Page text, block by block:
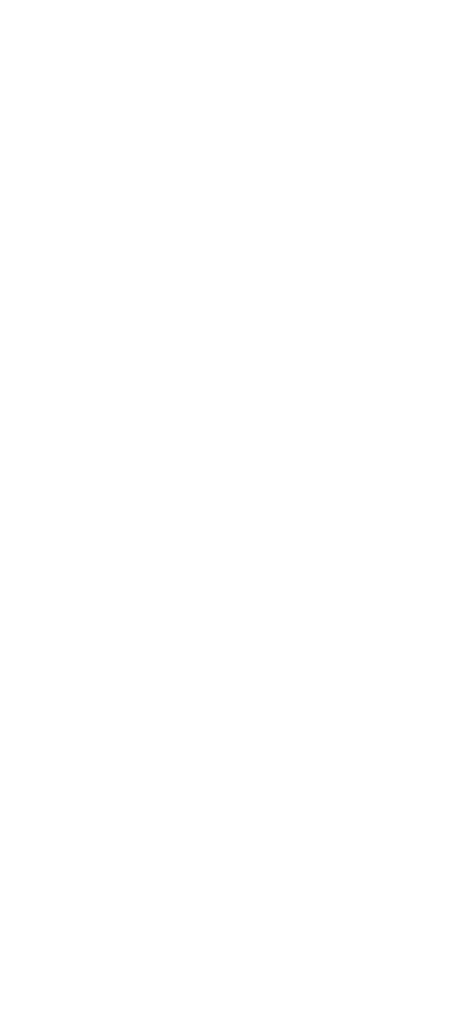
何买卖建议，投资风险自负！本人及平台不承担任何投资风险及责